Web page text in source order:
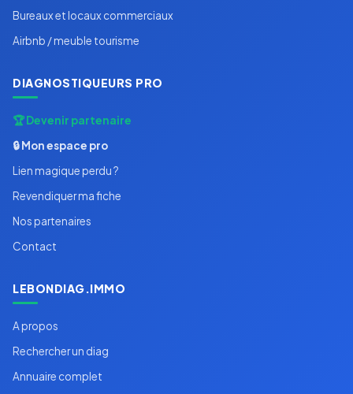
Bureaux et locaux commerciaux
Airbnb / meuble tourisme
DIAGNOSTIQUEURS PRO
🏆 Devenir partenaire
🔒 Mon espace pro
Lien magique perdu ?
Revendiquer ma fiche
Nos partenaires
Contact
LEBONDIAG.IMMO
A propos
Rechercher un diag
Annuaire complet